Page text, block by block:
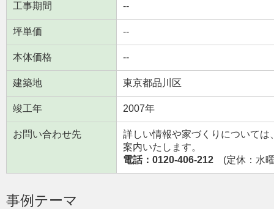
工事期間 --
坪単価 --
本体価格 --
建築地 東京都品川区
竣工年 2007年
お問い合わせ先
詳しい情報や家づくりについて
案内いたします。
電話：0120-406-212 (定休：水
事例テーマ